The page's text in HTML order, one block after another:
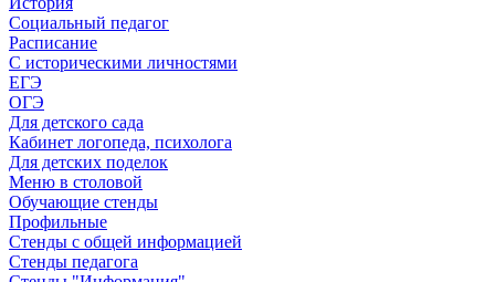
Социальный педагог
Расписание
С историческими личностями
ЕГЭ
ОГЭ
Для детского сада
Кабинет логопеда, психолога
Для детских поделок
Меню в столовой
Обучающие стенды
Профильные
Стенды с общей информацией
Стенды педагога